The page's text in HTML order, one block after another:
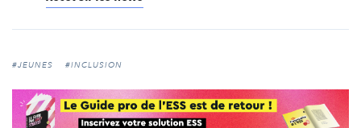
#JEUNES #INCLUSION